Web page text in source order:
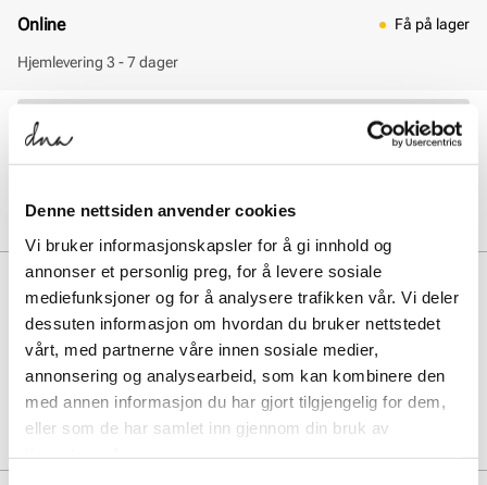
Denne nettsiden anvender cookies
Vi bruker informasjonskapsler for å gi innhold og
annonser et personlig preg, for å levere sosiale
mediefunksjoner og for å analysere trafikken vår. Vi deler
dessuten informasjon om hvordan du bruker nettstedet
vårt, med partnerne våre innen sosiale medier,
annonsering og analysearbeid, som kan kombinere den
med annen informasjon du har gjort tilgjengelig for dem,
eller som de har samlet inn gjennom din bruk av
Online Få på lager
Hjemlevering 3 - 7 dager
BESKRIVELSE
Perforert ballerina med justerbar rem for optimal tilpassning.
Komfortabel og myk yttersåle.
Art. nr.31163019
Lev. art. nr26V1817